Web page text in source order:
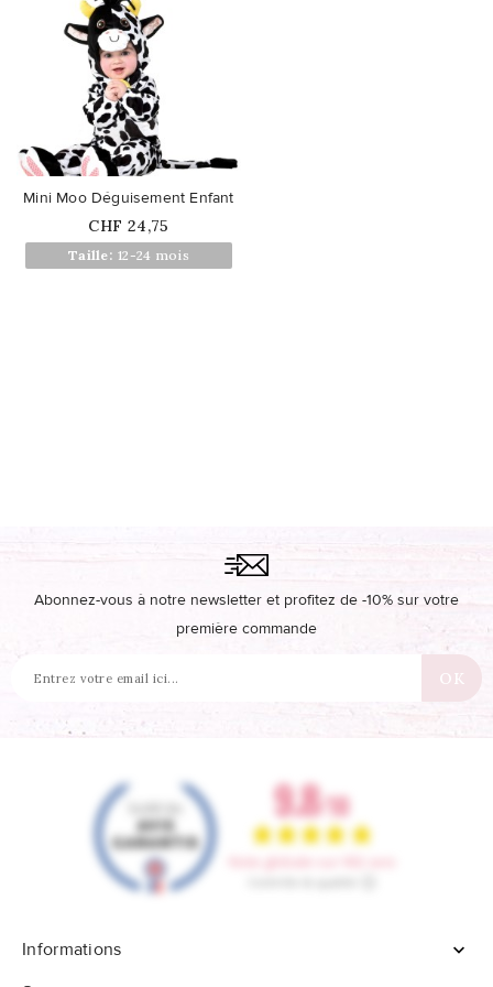
Taille: 12-24 mois
Mini Moo Déguisement Enfant
Prix
CHF 24,75
Abonnez-vous à notre newsletter et profitez de -10% sur votre
première commande
Informations
